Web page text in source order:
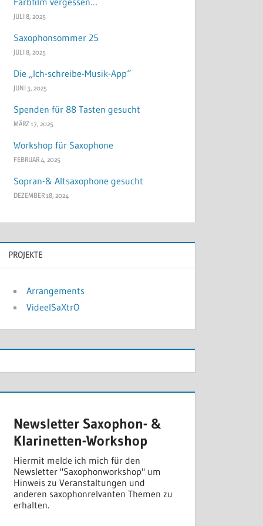
JULI 8, 2025
Saxophonsommer 25
JULI 8, 2025
Die „Ich-schreibe-Musik-App“
JUNI 3, 2025
Spenden für 88 Tasten gesucht
MÄRZ 17, 2025
Workshop für Saxophone
FEBRUAR 4, 2025
Sopran-& Altsaxophone gesucht
DEZEMBER 18, 2024
PROJEKTE
Arrangements
VideelSaXtrO
Newsletter Saxophon- &
Klarinetten-Workshop
Hiermit melde ich mich für den
Newsletter "Saxophonworkshop" um
Hinweis zu Veranstaltungen und
anderen saxophonrelvanten Themen zu
erhalten.